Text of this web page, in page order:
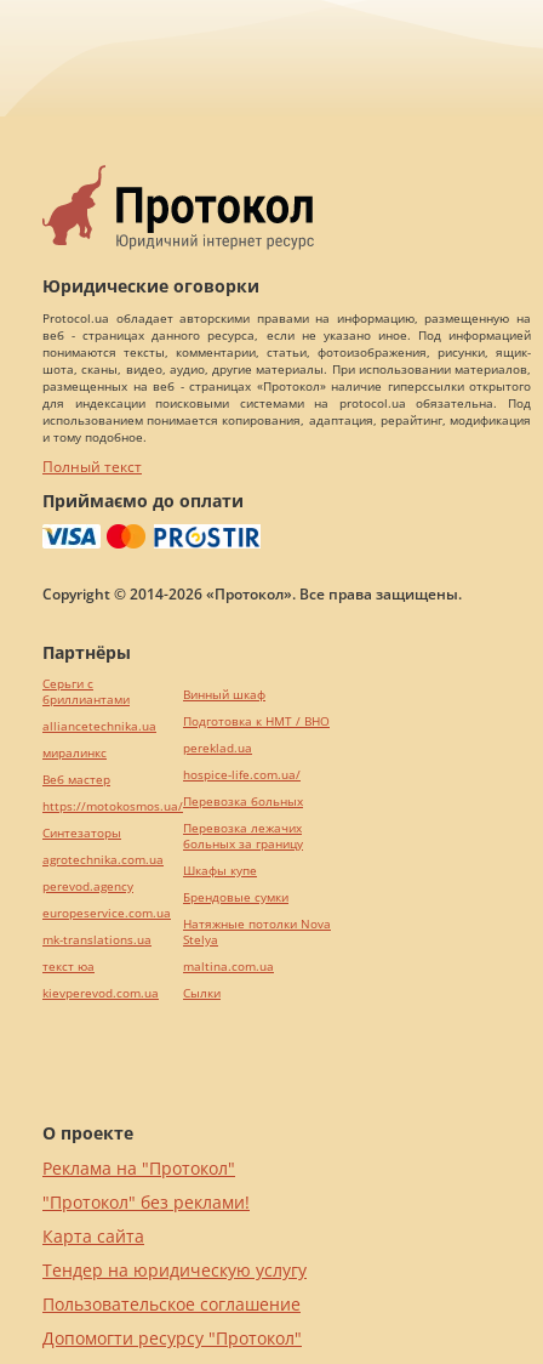
Юридические оговорки
Protocol.ua обладает авторскими правами на информацию, размещенную на
веб - страницах данного ресурса, если не указано иное. Под информацией
понимаются тексты, комментарии, статьи, фотоизображения, рисунки, ящик-
шота, сканы, видео, аудио, другие материалы. При использовании материалов,
размещенных на веб - страницах «Протокол» наличие гиперссылки открытого
для индексации поисковыми системами на protocol.ua обязательна. Под
использованием понимается копирования, адаптация, рерайтинг, модификация
и тому подобное.
Полный текст
Приймаємо до оплати
Copyright © 2014-2026 «Протокол». Все права защищены.
О проекте
Реклама на "Протокол"
"Протокол" без реклами!
Карта сайта
Тендер на юридическую услугу
Пользовательское соглашение
Допомогти ресурсу "Протокол"
Партнёры
Серьги с
бриллиантами
alliancetechnika.ua
миралинкс
Веб мастер
https://motokosmos.ua/
Синтезаторы
agrotechnika.com.ua
perevod.agency
europeservice.com.ua
mk-translations.ua
текст юа
kievperevod.com.ua
Винный шкаф
Подготовка к НМТ / ВНО
pereklad.ua
hospice-life.com.ua/
Перевозка больных
Перевозка лежачих
больных за границу
Шкафы купе
Брендовые сумки
Натяжные потолки Nova
Stelya
maltina.com.ua
Cылки